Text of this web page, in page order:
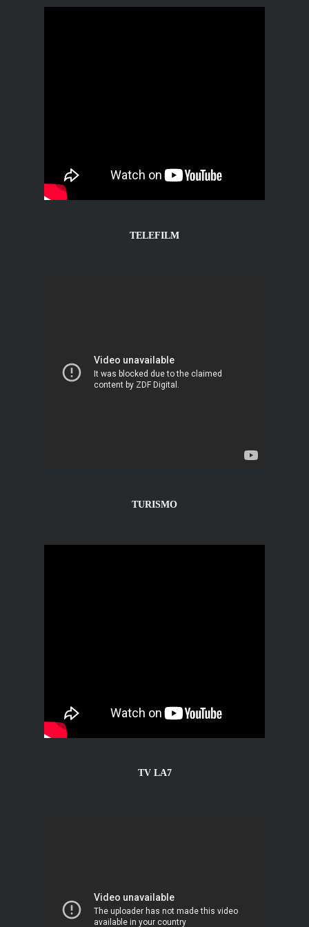
TELEFILM
TURISMO
TV LA7